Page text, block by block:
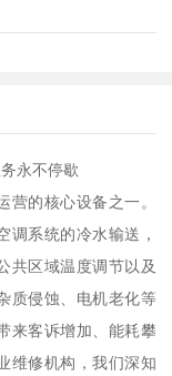
永不停歇
的核心设备之一。
调系统的冷水输送，
共区域温度调节以及
质侵蚀、电机老化等
来客诉增加、能耗攀
维修机构，我们深知